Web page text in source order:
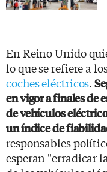
En Reino Unido
lo que se refiere a
coches eléctricos.
en vigor a finales de
de vehículos
un índice de
responsables
esperan "erradicar